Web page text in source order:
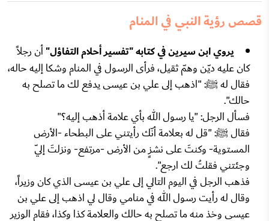
قصص رؤية النبي في المنام
يروي ابن سيرين في كتابه "تفسير أحلام التفاؤل"أن رجلاً
كان عليه ديّن وهمّ ثقيل، فرأى الرسول في المنام وشكا إليه حاله،
فقال له ﷺ: "اذهب إلى علي بن عيسى يدفع لك ما تصلح به
حالك".
فسأل الرجل: "يا رسول الله بأي علامة أذهب إليه؟"
فقال ﷺ: "قل له بعلامة أنّك رأيتني على البطحاء -الأرض
المستوية- وكنتَ على نشزٍ من الأرض -مرتفع- ونزلتَ إليّ
وجئتني فقلتُ لك ارجع".
فذهب الرجل في اليوم التالي إلى علي بن عيسى الذي كان وزيراً،
وقال له رأيت رسول الله في منامي وقال لي اذهب إلى علي بن
عيسى وخذ منه ما تصلح به حالك والعلامة كذا وكذا، فقام الوزير